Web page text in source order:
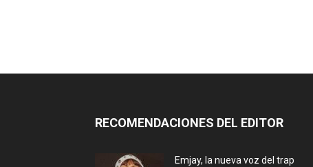
RECOMENDACIONES DEL EDITOR
Emjay, la nueva voz del trap